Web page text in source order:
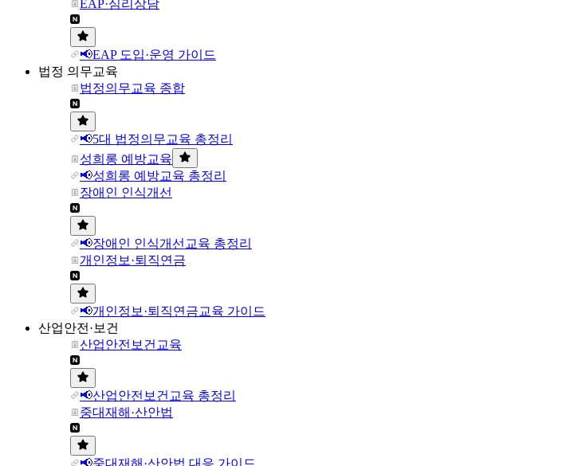
EAP·심리상담
📢EAP 도입·운영 가이드
법정 의무교육
법정의무교육 종합
📢5대 법정의무교육 총정리
성희롱 예방교육
📢성희롱 예방교육 총정리
장애인 인식개선
📢장애인 인식개선교육 총정리
개인정보·퇴직연금
📢개인정보·퇴직연금교육 가이드
산업안전·보건
산업안전보건교육
📢산업안전보건교육 총정리
중대재해·산안법
📢중대재해·산안법 대응 가이드